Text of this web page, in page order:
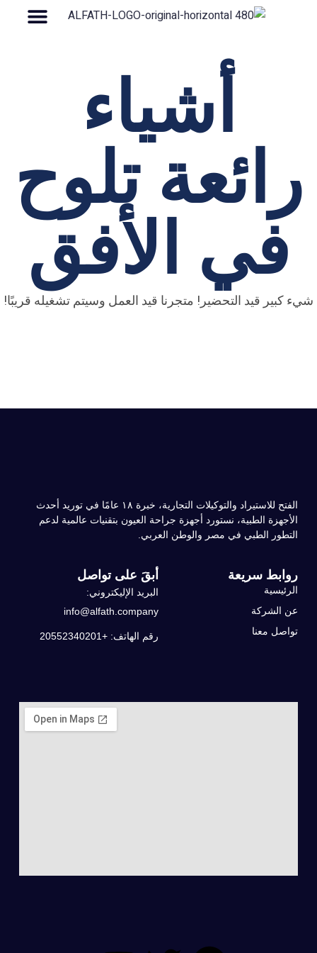
أشياء
رائعة تلوح
في الأفق
شيء كبير قيد التحضير! متجرنا قيد العمل وسيتم تشغيله قريبًا!
الفتح للاستيراد والتوكيلات التجارية، خبرة ۱۸ عامًا في توريد أحدث
الأجهزة الطبية، نستورد أجهزة جراحة العيون بتقنيات عالمية لدعم
التطور الطبي في مصر والوطن العربي.
روابط سريعة
الرئيسية
عن الشركة
تواصل معنا
أبقَ على تواصل
البريد الإليكتروني:
info@alfath.company
رقم الهاتف: +20552340201